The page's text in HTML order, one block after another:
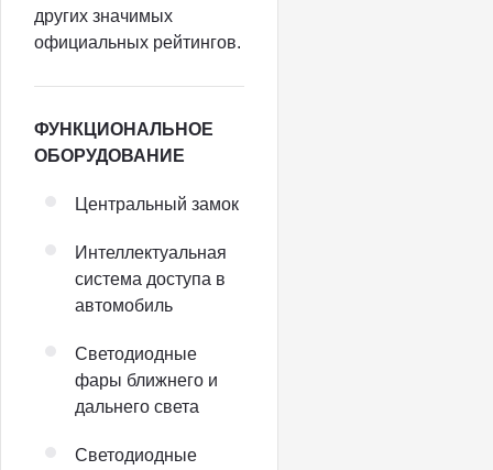
других значимых
официальных рейтингов.
ФУНКЦИОНАЛЬНОЕ
ОБОРУДОВАНИЕ
Центральный замок
Интеллектуальная
система доступа в
автомобиль
Светодиодные
фары ближнего и
дальнего света
Светодиодные